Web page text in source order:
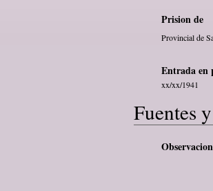
Prision de
Provincial de
Entrada en
xx/xx/1941
Fuentes